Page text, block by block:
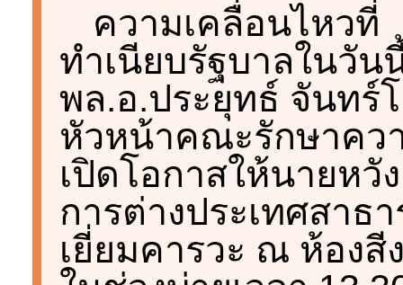
ความเคลื่อนไหวที่
ทำเนียบรัฐบาลในวัน
พล.อ.ประยุทธ์ จันทร์
หัวหน้าคณะรักษาคว
เปิดโอกาสให้นายหวั
การต่างประเทศสาธ
เยี่ยมคารวะ ณ ห้อง